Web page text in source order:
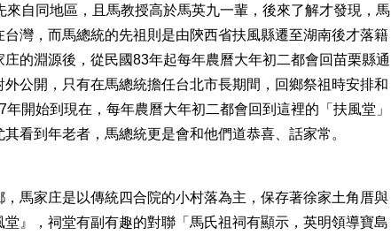
自同地區，且馬教授高於馬英九一輩，後來了解才發現，馬
灣，而馬總統的先祖則是由陝西省扶風縣遷至湖南後才落籍
的淵源後，從民國83年起每年農曆大年初二都會回苗栗縣通
公開，只有在馬總統擔任台北市長期間，回鄉祭祖時安排和
開始到現在，每年農曆大年初二都會回到這裡的「扶風堂」
看到年老者，馬總統更是會和他們道恭喜、話家常。
馬家庄是以傳統四合院的小村落為主，保存著徐家土角厝與
』，祠堂有副有趣的對聯「馬氏祖祠有顯示，英明領導寶島